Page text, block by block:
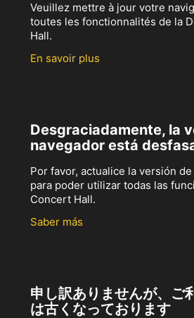
Veuillez mettre à jour votre
toutes les fonctionnalités de la
Hall.
En savoir plus
Desgraciadamente, la
navegador está
Por favor, actualice la versión
para poder utilizar todas las
Concert Hall.
Saber más
申し訳ありませんが、ご
は古くなっております